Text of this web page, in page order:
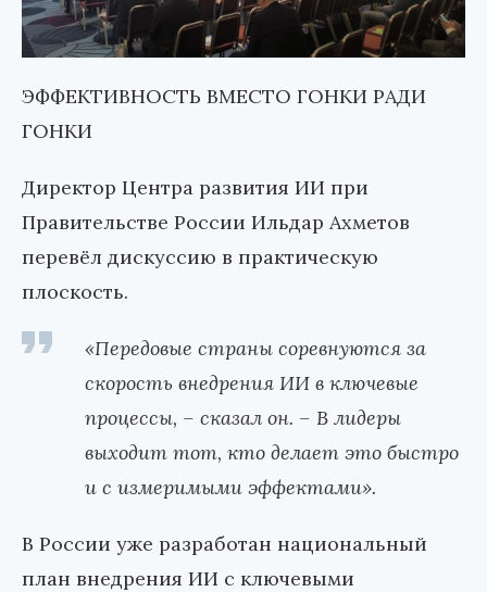
ЭФФЕКТИВНОСТЬ ВМЕСТО ГОНКИ РАДИ
ГОНКИ
Директор Центра развития ИИ при
Правительстве России Ильдар Ахметов
перевёл дискуссию в практическую
плоскость.
«Передовые страны соревнуются за
скорость внедрения ИИ в ключевые
процессы, – сказал он. – В лидеры
выходит тот, кто делает это быстро
и с измеримыми эффектами».
В России уже разработан национальный
план внедрения ИИ с ключевыми